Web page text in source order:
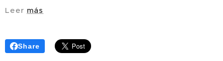
Leer más
Share